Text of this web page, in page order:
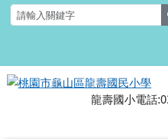
跳至主內容區
桃園市龜山區龍壽
龍壽國小電話